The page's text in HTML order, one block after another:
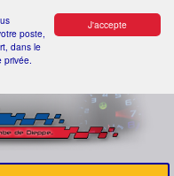
J'accepte
poste,
dans le
privée.